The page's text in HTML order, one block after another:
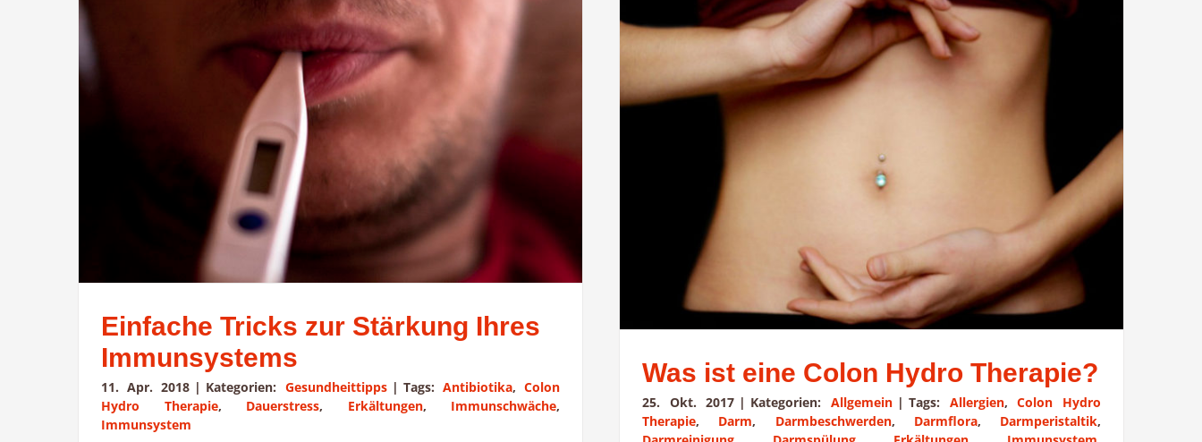
Einfache Tricks zur Stärkung Ihres
Immunsystems
11. Apr. 2018 | Kategorien: Gesundheittipps | Tags: Antibiotika,Colon
Hydro Therapie, Dauerstress, Erkältungen, Immunschwäche,
Immunsystem
Was ist eine Colon Hydro Therapie?
25. Okt. 2017 | Kategorien:Allgemein | Tags: Allergien,Colon Hydro
Therapie, Darm, Darmbeschwerden, Darmflora, Darmperistaltik,